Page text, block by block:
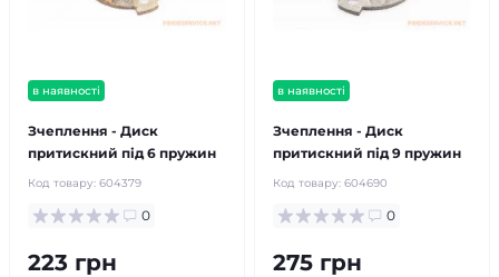
в наявності
Зчеплення - Диск
притискний під 6 пружин
Код товару: 604379
0
223 грн
в наявності
Зчеплення - Диск
притискний під 9 пружин
Код товару: 604690
0
275 грн